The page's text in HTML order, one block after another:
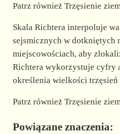
Patrz również Trzęsienie
Skala Richtera interpoluje
sejsmicznych w dotkniętych
miejscowościach, aby
Richtera wykorzystuje cyfry
określenia wielkości trzęsień
Patrz również Trzęsienie
Powiązane znaczenia: